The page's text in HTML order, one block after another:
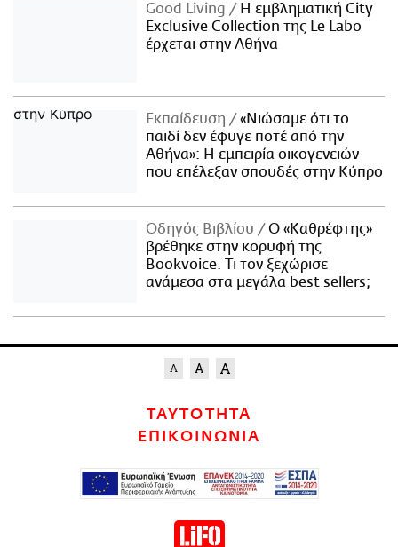
Good Living
Η εμβληματική City
Exclusive Collection της Le Labo
έρχεται στην Αθήνα
Εκπαίδευση
«Νιώσαμε ότι το
παιδί δεν έφυγε ποτέ από την
Αθήνα»: Η εμπειρία οικογενειών
που επέλεξαν σπουδές στην Κύπρο
Οδηγός Βιβλίου
Ο «Καθρέφτης»
βρέθηκε στην κορυφή της
Bookvoice. Τι τον ξεχώρισε
ανάμεσα στα μεγάλα best sellers;
ΤΑΥΤΟΤΗΤΑ
ΕΠΙΚΟΙΝΩΝΙΑ